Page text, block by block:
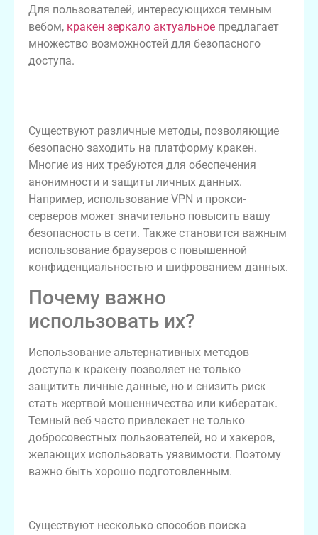
Для пользователей, интересующихся темным
вебом, кракен зеркало актуальное предлагает
множество возможностей для безопасного
доступа.
Существуют различные методы, позволяющие
безопасно заходить на платформу кракен.
Многие из них требуются для обеспечения
анонимности и защиты личных данных.
Например, использование VPN и прокси-
серверов может значительно повысить вашу
безопасность в сети. Также становится важным
использование браузеров с повышенной
конфиденциальностью и шифрованием данных.
Почему важно
использовать их?
Использование альтернативных методов
доступа к кракену позволяет не только
защитить личные данные, но и снизить риск
стать жертвой мошенничества или кибератак.
Темный веб часто привлекает не только
добросовестных пользователей, но и хакеров,
желающих использовать уязвимости. Поэтому
важно быть хорошо подготовленным.
Существуют несколько способов поиска